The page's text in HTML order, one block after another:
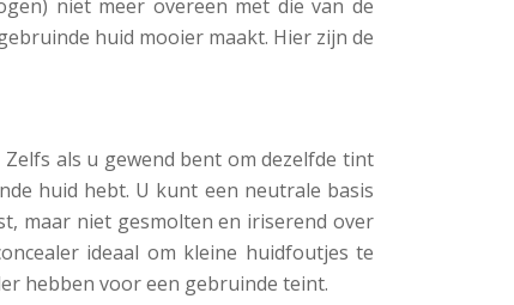
niet meer overeen met die van de
huid mooier maakt. Hier zijn de
als u gewend bent om dezelfde tint
huid hebt. U kunt een neutrale basis
maar niet gesmolten en iriserend over
ideaal om kleine huidfoutjes te
hebben voor een gebruinde teint.